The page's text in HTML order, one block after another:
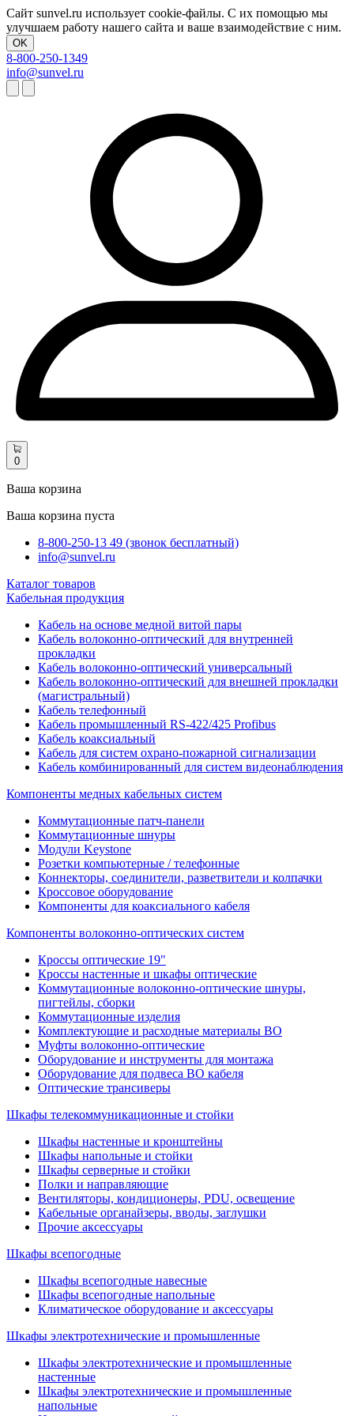
Сайт sunvel.ru использует cookie-файлы. С их помощью мы
улучшаем работу нашего сайта и ваше взаимодействие с ним.
OK
8-800-250-1349
info@sunvel.ru
0
Ваша корзина
Ваша корзина пуста
8-800-250-13 49 (звонок бесплатный)
info@sunvel.ru
Каталог товаров
Кабельная продукция
Кабель на основе медной витой пары
Кабель волоконно-оптический для внутренней
прокладки
Кабель волоконно-оптический универсальный
Кабель волоконно-оптический для внешней прокладки
(магистральный)
Кабель телефонный
Кабель промышленный RS-422/425 Profibus
Кабель коаксиальный
Кабель для систем охрано-пожарной сигнализации
Кабель комбинированный для систем видеонаблюдения
Компоненты медных кабельных систем
Коммутационные патч-панели
Коммутационные шнуры
Модули Keystone
Розетки компьютерные / телефонные
Коннекторы, соединители, разветвители и колпачки
Кроссовое оборудование
Компоненты для коаксиального кабеля
Компоненты волоконно-оптических систем
Кроссы оптические 19"
Кроссы настенные и шкафы оптические
Коммутационные волоконно-оптические шнуры,
пигтейлы, сборки
Коммутационные изделия
Комплектующие и расходные материалы ВО
Муфты волоконно-оптические
Оборудование и инструменты для монтажа
Оборудование для подвеса ВО кабеля
Оптические трансиверы
Шкафы телекоммуникационные и стойки
Шкафы настенные и кронштейны
Шкафы напольные и стойки
Шкафы серверные и стойки
Полки и направляющие
Вентиляторы, кондиционеры, PDU, освещение
Кабельные органайзеры, вводы, заглушки
Прочие аксеcсуары
Шкафы всепогодные
Шкафы всепогодные навесные
Шкафы всепогодные напольные
Климатическое оборудование и аксессуары
Шкафы электротехнические и промышленные
Шкафы электротехнические и промышленные
настенные
Шкафы электротехнические и промышленные
напольные